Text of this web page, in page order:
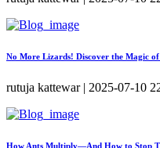
No More Lizards! Discover the Magic
rutuja kattewar | 2025-07-10
How Ants Multiply—And How to Stop